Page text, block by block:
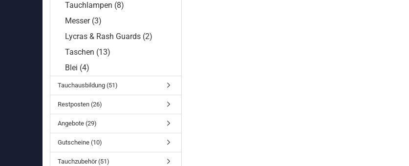
Tauchlampen (8)
Messer (3)
Lycras & Rash Guards (2)
Taschen (13)
Blei (4)
Tauchausbildung (51)
Restposten (26)
Angebote (29)
Gutscheine (10)
Tauchzubehör (51)